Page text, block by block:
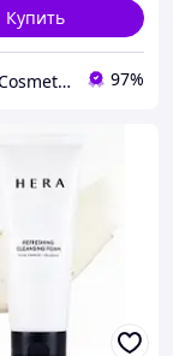
Купить
Cosmuri Cosmetics 97%